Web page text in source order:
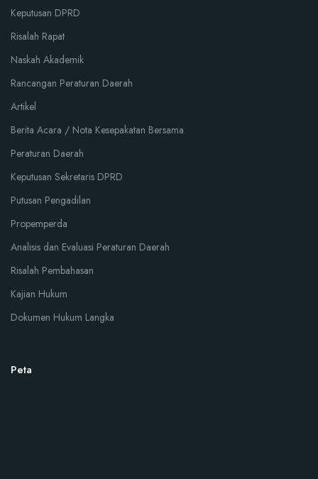
Keputusan DPRD
Risalah Rapat
Naskah Akademik
Rancangan Peraturan Daerah
Artikel
Berita Acara / Nota Kesepakatan Bersama
Peraturan Daerah
Keputusan Sekretaris DPRD
Putusan Pengadilan
Propemperda
Analisis dan Evaluasi Peraturan Daerah
Risalah Pembahasan
Kajian Hukum
Dokumen Hukum Langka
Peta